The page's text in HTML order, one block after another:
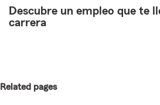
Descubre un empleo que te
carrera
Related pages